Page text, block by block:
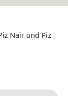
Nair und Piz